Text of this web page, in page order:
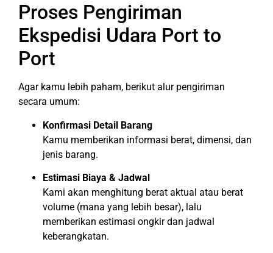
Proses Pengiriman
Ekspedisi Udara Port to
Port
Agar kamu lebih paham, berikut alur pengiriman
secara umum:
Konfirmasi Detail Barang
Kamu memberikan informasi berat, dimensi, dan
jenis barang.
Estimasi Biaya & Jadwal
Kami akan menghitung berat aktual atau berat
volume (mana yang lebih besar), lalu
memberikan estimasi ongkir dan jadwal
keberangkatan.